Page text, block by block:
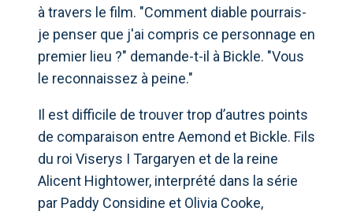
à travers le film. "Comment diable pourrais-
je penser que j'ai compris ce personnage en
premier lieu ?" demande-t-il à Bickle. "Vous
le reconnaissez à peine."
Il est difficile de trouver trop d’autres points
de comparaison entre Aemond et Bickle. Fils
du roi Viserys I Targaryen et de la reine
Alicent Hightower, interprété dans la série
par Paddy Considine et Olivia Cooke,